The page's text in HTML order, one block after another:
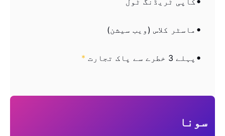
ماسٹر کلاس (ویب سیشن)
پہلے 3 خطرے سے پاک تجارت *
سونا